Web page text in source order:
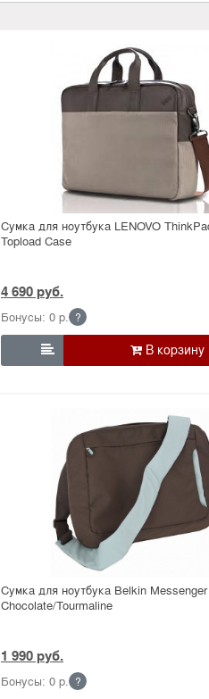
Сумка для ноутбука LENOVO
Topload Case
4 690 руб.
Бонусы: 0 р. ?

Сумка для ноутбука Belkin Messenger
Chocolate/Tourmaline
1 990 руб.
Бонусы: 0 р. ?